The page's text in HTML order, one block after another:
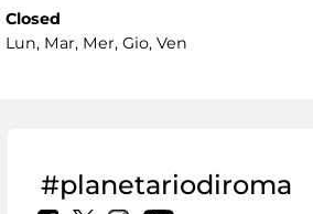
Closed
Lun, Mar, Mer, Gio, Ven
#planetariodiroma